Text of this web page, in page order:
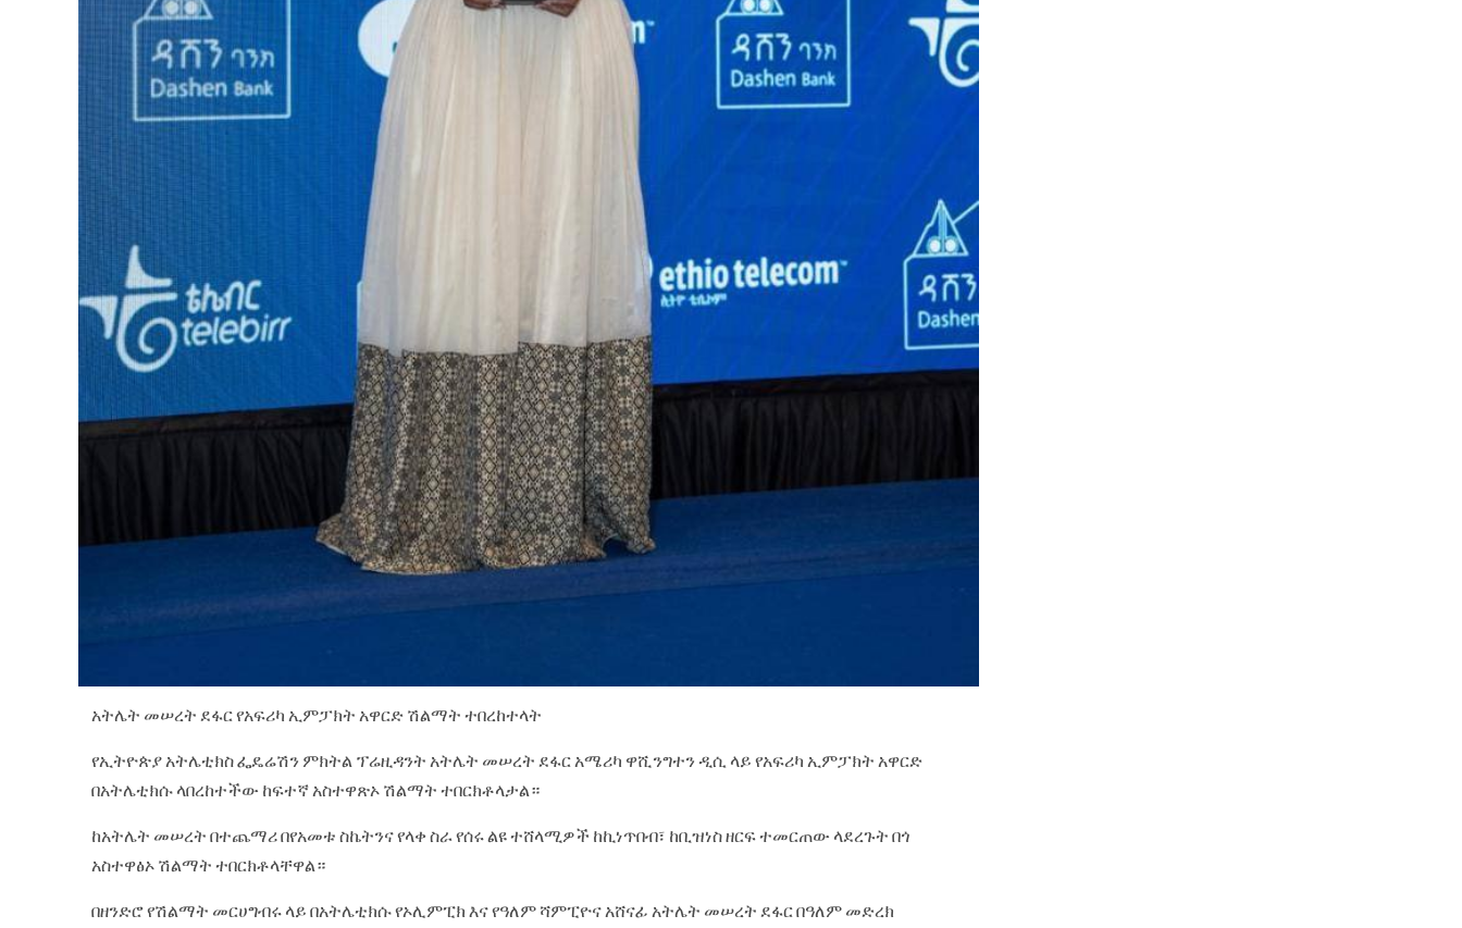
አትሌት መሠረት ደፋር የአፍሪካ ኢምፓክት አዋርድ ሽልማት ተበረከተላት
የኢትዮጵያ አትሌቲክስ ፌዴሬሽን ምክትል ፕሬዚዳንት አትሌት መሠረት ደፋር አሜሪካ ዋሺንግተን ዲሲ ላይ የአፍሪካ ኢምፓክት አዋርድ
በአትሌቲክሱ ላበረከተችው ከፍተኛ አስተዋጽኦ ሽልማት ተበርክቶላታል።
ከአትሌት መሠረት በተጨማሪ በየአመቱ ስኬትንና የላቀ ስራ የሰሩ ልዩ ተሸላሚዎች ከኪነጥበብ፣ ከቢዝነስ ዘርፍ ተመርጠው ላደረጉት በጎ
አስተዋፅኦ ሽልማት ተበርክቶላቸዋል።
በዘንድሮ የሽልማት መርሀግብሩ ላይ በአትሌቲክሱ የኦሊምፒክ እና የዓለም ሻምፒዮና አሸናፊ አትሌት መሠረት ደፋር በዓለም መድረክ